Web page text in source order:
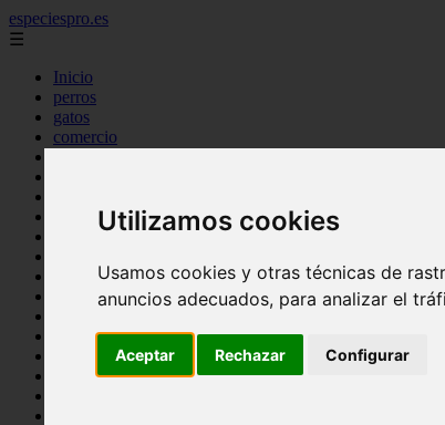
Utilizamos cookies
Usamos cookies y otras técnicas de
anuncios adecuados, para analizar el
Aceptar Rechazar Configurar
especiespro.es
☰
Inicio
perros
gatos
comercio
tenencia responsable
mantenimiento
bienestar
peque os mam feros
verano